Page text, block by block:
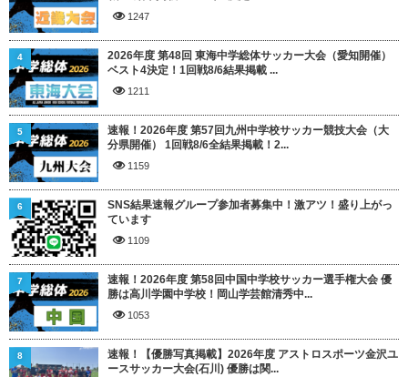
1247
2026年度 第48回 東海中学総体サッカー大会（愛知開催）
ベスト4決定！1回戦8/6結果掲載 ...
1211
4
速報！2026年度 第57回九州中学校サッカー競技大会（大
分県開催） 1回戦8/6全結果掲載！2...
1159
5
SNS結果速報グループ参加者募集中！激アツ！盛り上がっ
ています
1109
6
速報！2026年度 第58回中国中学校サッカー選手権大会 優
勝は高川学園中学校！岡山学芸館清秀中...
1053
7
速報！【優勝写真掲載】2026年度 アストロスポーツ金沢ユ
ースサッカー大会(石川) 優勝は関...
8